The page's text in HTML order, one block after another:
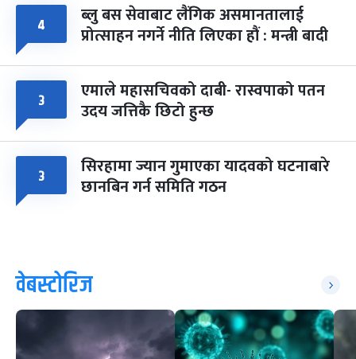
४ ब्लु बस सेवाबाट लैंगिक असमानतालाई
प्रोत्साहन नगर्ने नीति लिएका हौं : मन्त्री बादी
३ एमाले महासचिवको दाबी- रास्वपाको पतन
उदय जत्तिकै छिटो हुन्छ
३ सिरहामा ज्यान गुमाएका यादवको घटनाबारे
छानबिन गर्न समिति गठन
वेबस्टोरिज